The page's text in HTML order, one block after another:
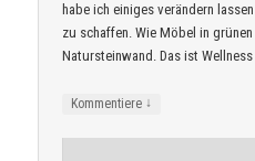
habe ich einiges verändern
zu schaffen. Wie Möbel in
Natursteinwand. Das ist
Kommentiere ↓